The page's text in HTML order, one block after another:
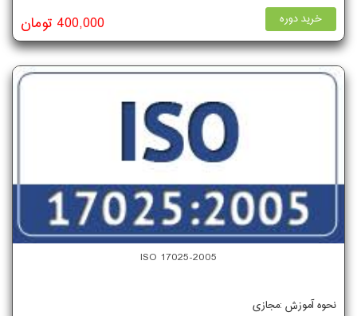
خرید دوره 400,000 تومان
ISO 17025-2005
نحوه آموزش :مجازی